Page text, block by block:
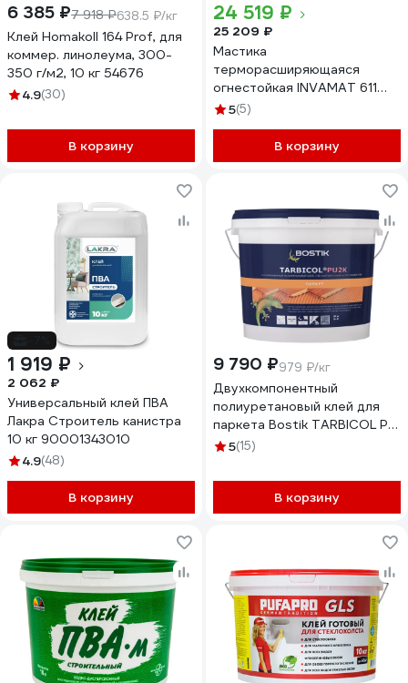
6 385 ₽7 918 ₽638.5 ₽/кг
Клей Homakoll 164 Prof, для
коммер. линолеума, 300-
350 г/м2, 10 кг 54676
4.9(30)
В корзину
24 519 ₽
25 209 ₽
Мастика
терморасширяющаяся
огнестойкая INVAMAT 611
серый 10 кг 1019
5(5)
В корзину
1 919 ₽
2 062 ₽
Универсальный клей ПВА
Лакра Строитель канистра
10 кг 90001343010
4.9(48)
В корзину
9 790 ₽979 ₽/кг
Двухкомпонентный
полиуретановый клей для
паркета Bostik TARBICOL PU
2K 10 кг 50615386
5(15)
В корзину